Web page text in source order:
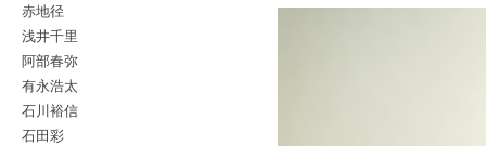
赤地径
浅井千里
阿部春弥
有永浩太
石川裕信
石田彩